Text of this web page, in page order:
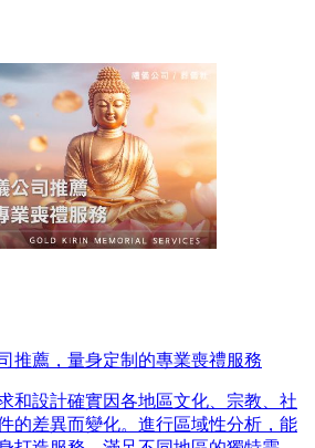
推薦，量身定制的專業喪禮服務
和設計確實因各地區文化、宗教、社
的差異而變化。進行區域性分析，能